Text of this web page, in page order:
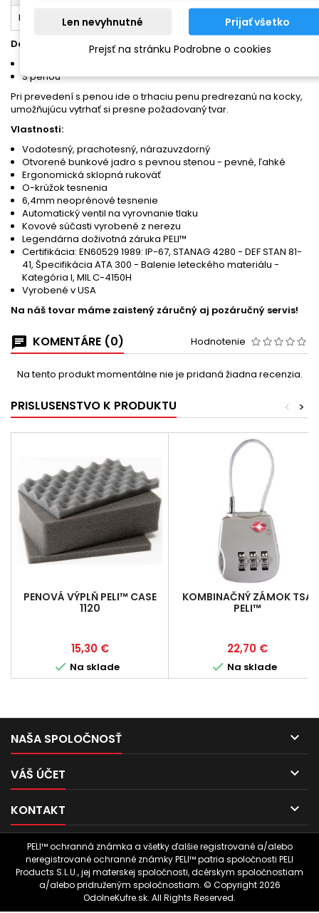
Rozsah teplôt
C°
Dostupné prevedenia:
S penou
Pri prevedení s penou ide o trhaciu penu predrezanú na kocky,
umožňujúcu vytrhať si presne požadovaný tvar.
Vlastnosti:
Vodotesný, prachotesný, nárazuvzdorný
Otvorené bunkové jadro s pevnou stenou - pevné, ľahké
Ergonomická sklopná rukoväť
O-krúžok tesnenia
6,4mm neoprénové tesnenie
Automatický ventil na vyrovnanie tlaku
Kovové súčasti vyrobené z nerezu
Legendárna doživotná záruka PELI™
Certifikácia: EN60529 1989: IP-67, STANAG 4280 - DEF STAN 81-
41, Špecifikácia ATA 300 - Balenie leteckého materiálu -
Kategória I, MIL C-4150H
Vyrobené v USA
Na náš tovar máme zaistený záručný aj pozáručný servis!
KOMENTÁRE (0) Hodnotenie
Na tento produkt momentálne nie je pridaná žiadna recenzia.
PRISLUSENSTVO K PRODUKTU >
<
PENOVÁ VÝPLŇ PELI™ CASE
1120
Cena
15,30 €
 Na sklade
KOMBINAČNÝ ZÁMOK TSA
PELI™
Cena
22,70 €
 Na sklade
NAŠA SPOLOČNOSŤ 
VÁŠ ÚČET 
KONTAKT 
PELI™ ochranná známka a všetky ďalšie registrované a/alebo
neregistrované ochranné známky PELI™ patria spoločnosti PELI
Products S.L.U., jej materskej spoločnosti, dcérskym spoločnostiam
a/alebo pridruženým spoločnostiam. © Copyright 2026
OdolneKufre.sk. All Rights Reserved.
Len nevyhnutné
Prijať všetko
Prejsť na stránku Podrobne o cookies